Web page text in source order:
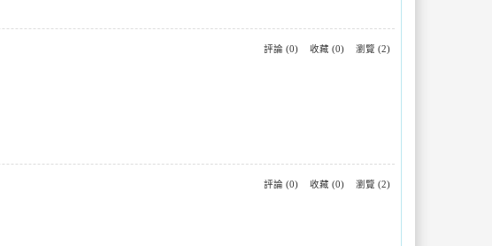
評論 (0) 收藏 (0) 瀏覽 (2)
評論 (0) 收藏 (0) 瀏覽 (2)